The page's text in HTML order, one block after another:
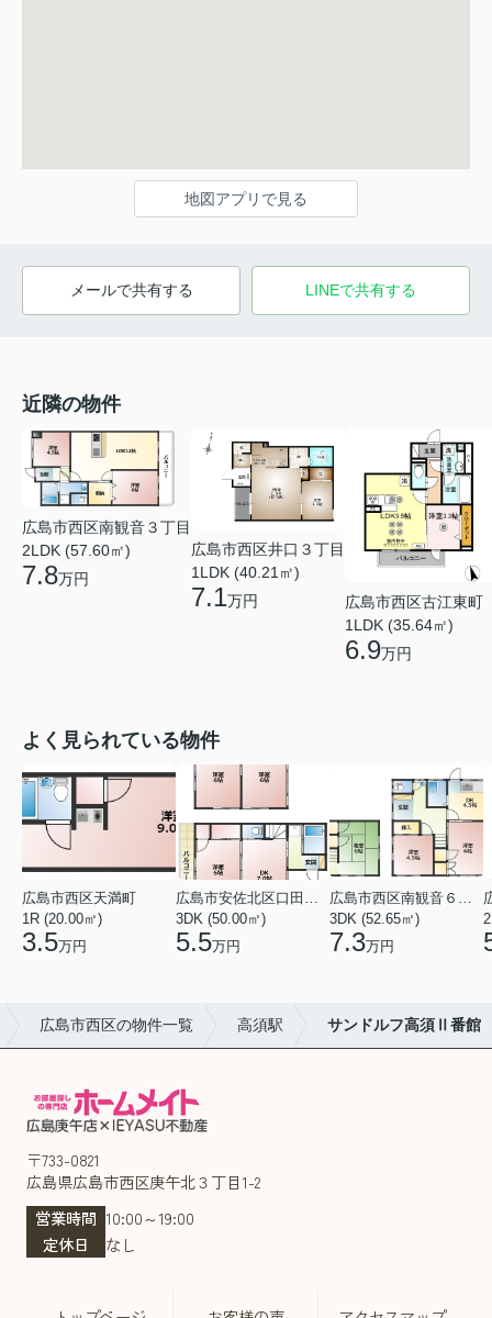
地図アプリで見る
メールで共有する LINEで共有する
近隣の物件
広島市西区南観音３丁目
2LDK (57.60㎡)
7.8万円
広島市西区井口３丁目
1LDK (40.21㎡)
7.1万円
広島市西区古江東町
1LDK (35.64㎡)
6.9万円
よく見られている物件
広島市西区天満町
1R (20.00㎡)
3.5万円
3DK (50.00㎡)
5.5万円
3DK (52.65㎡)
7.3万円
広島市西区の物件一覧 高須駅 サンドルフ高須Ⅱ番館
〒733-0821
広島県広島市西区庚午北３丁目1-2
営業時間 10:00～19:00
定休日
なし